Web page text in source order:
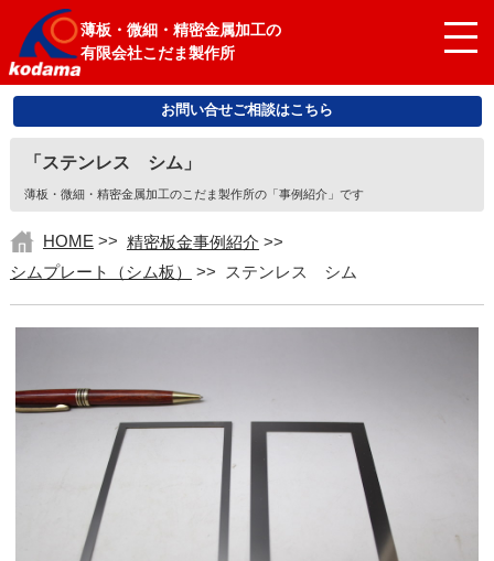
薄板・微細・精密金属加工の
有限会社こだま製作所
お問い合せご相談はこちら
「ステンレス シム」
薄板・微細・精密金属加工のこだま製作所の「事例紹介」です
HOME >> 精密板金事例紹介 >>
シムプレート（シム板）
>> ステンレス シム